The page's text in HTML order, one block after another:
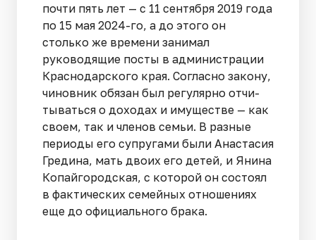
почти пять лет — с 11 сентября 2019 года
по 15 мая 2024-го, а до этого он
столько же времени занимал
руководящие посты в администра­ции
Краснодарского края. Согласно закону,
чиновник обязан был регулярно отчи­
тываться о доходах и имуществе — как
своем, так и членов семьи. В разные
перио­ды его супругами были Анастасия
Гредина, мать двоих его детей, и Янина
Копай­городская, с которой он состоял
в фактических семейных отношениях
еще до офи­циального брака.